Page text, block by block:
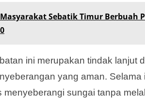
Sebatik Timur Berbuah
ini merupakan tindak lanjut
yang aman.
menyeberangi sungai tanpa